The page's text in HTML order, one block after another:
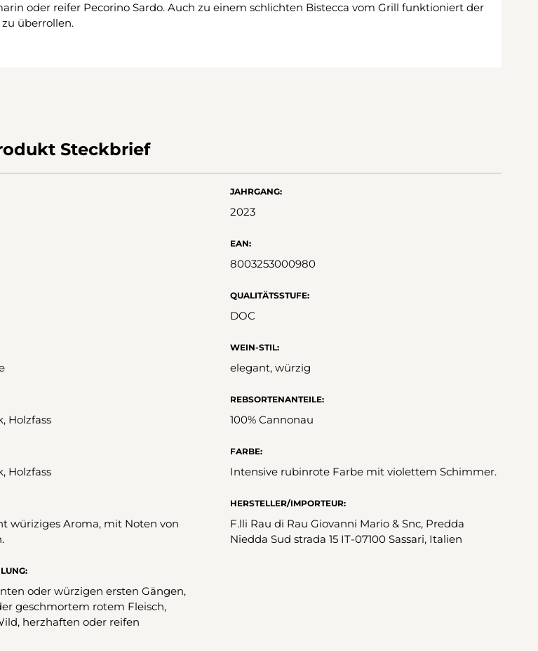
oder reifer Pecorino Sardo. Auch zu einem schlichten Bistecca vom Grill funktioniert der
überrollen.
Steckbrief
JAHRGANG:
2023
EAN:
8003253000980
QUALITÄTSSTUFE:
DOC
WEIN-STIL:
elegant, würzig
Holzfass
REBSORTENANTEILE:
100% Cannonau
Holzfass
FARBE:
Intensive rubinrote Farbe mit violettem Schimmer.
würiziges Aroma, mit Noten von
HERSTELLER/IMPORTEUR:
F.lli Rau di Rau Giovanni Mario & Snc, Predda
Niedda Sud strada 15 IT-07100 Sassari, Italien
oder würzigen ersten Gängen,
geschmortem rotem Fleisch,
herzhaften oder reifen